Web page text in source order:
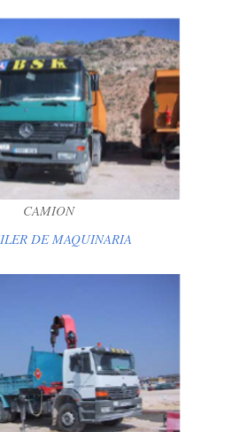
CAMION
DE MAQUINARIA
CAMION
DE MAQUINARIA
CAMIÓN GRÚA
DE MAQUINARIA